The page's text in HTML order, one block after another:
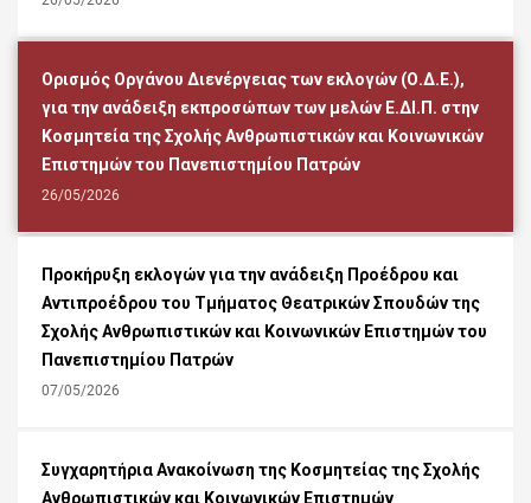
Ορισμός Οργάνου Διενέργειας των εκλογών (Ο.Δ.Ε.),
για την ανάδειξη εκπροσώπων των μελών Ε.ΔΙ.Π. στην
Κοσμητεία της Σχολής Ανθρωπιστικών και Κοινωνικών
Επιστημών του Πανεπιστημίου Πατρών
26/05/2026
Προκήρυξη εκλογών για την ανάδειξη Προέδρου και
Αντιπροέδρου του Τμήματος Θεατρικών Σπουδών της
Σχολής Ανθρωπιστικών και Κοινωνικών Επιστημών του
Πανεπιστημίου Πατρών
07/05/2026
Συγχαρητήρια Ανακοίνωση της Κοσμητείας της Σχολής
Ανθρωπιστικών και Κοινωνικών Επιστημών